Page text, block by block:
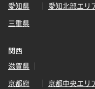
愛知県
愛知北部エリ
三重県
関西
滋賀県
京都府
京都中央エリ